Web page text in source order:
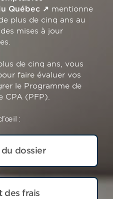
Québec
mentionne
plus de cinq ans au
mises à jour
de cinq ans, vous
faire évaluer vos
le Programme de
CPA (PFP).
:
dossier
des frais